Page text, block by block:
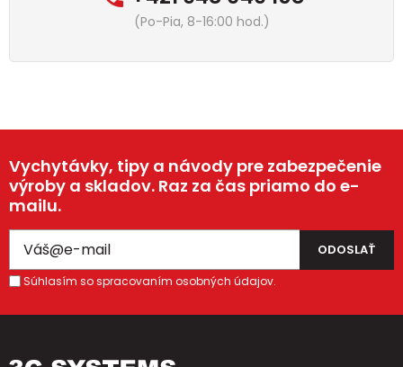
(Po-Pia, 8-16:00 hod.)
Vychytávky, tipy a návody pre zabezpečenie
výroby a skladov. Raz za čas priamo do e-
mailu.
Súhlasím so spracovaním osobných údajov.